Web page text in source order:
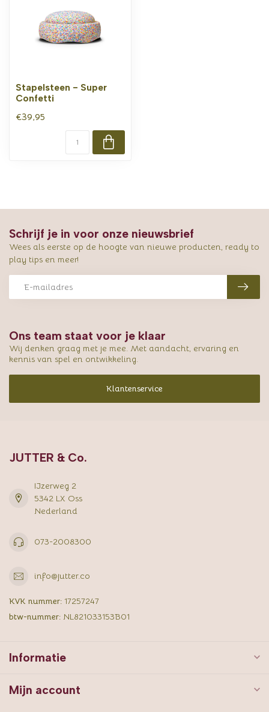
Stapelsteen - Super
Confetti
€39,95
Ons team staat voor je klaar
Wij denken graag met je mee. Met aandacht, ervaring en
kennis van spel en ontwikkeling.
Klantenservice
Schrijf je in voor onze nieuwsbrief
Wees als eerste op de hoogte van nieuwe producten, ready to
play tips en meer!
JUTTER & Co.
IJzerweg 2
5342 LX Oss
Nederland
073-2008300
info@jutter.co
KVK nummer: 17257247
btw-nummer: NL821033153B01
Informatie
Mijn account